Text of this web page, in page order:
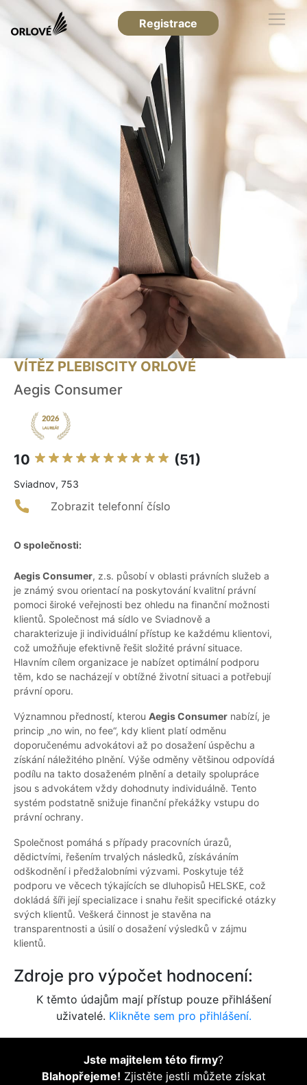
Registrace
VÍTĚZ PLEBISCITY ORLOVÉ
Aegis Consumer
10 (51)
Sviadnov, 753
Zobrazit telefonní číslo
O společnosti:
Aegis Consumer, z.s. působí v oblasti právních služeb a
je známý svou orientací na poskytování kvalitní právní
pomoci široké veřejnosti bez ohledu na finanční možnosti
klientů. Společnost má sídlo ve Sviadnově a
charakterizuje ji individuální přístup ke každému klientovi,
což umožňuje efektivně řešit složité právní situace.
Hlavním cílem organizace je nabízet optimální podporu
těm, kdo se nacházejí v obtížné životní situaci a potřebují
právní oporu.
Významnou předností, kterou Aegis Consumer nabízí, je
princip „no win, no fee“, kdy klient platí odměnu
doporučenému advokátovi až po dosažení úspěchu a
získání náležitého plnění. Výše odměny většinou odpovídá
podílu na takto dosaženém plnění a detaily spolupráce
jsou s advokátem vždy dohodnuty individuálně. Tento
systém podstatně snižuje finanční překážky vstupu do
právní ochrany.
Společnost pomáhá s případy pracovních úrazů,
dědictvími, řešením trvalých následků, získáváním
odškodnění i předžalobními výzvami. Poskytuje též
podporu ve věcech týkajících se dluhopisů HELSKE, což
dokládá šíři její specializace i snahu řešit specifické otázky
svých klientů. Veškerá činnost je stavěna na
transparentnosti a úsilí o dosažení výsledků v zájmu
klientů.
Zdroje pro výpočet hodnocení:
K těmto údajům mají přístup pouze přihlášení
uživatelé. Klikněte sem pro přihlášení.
Jste majitelem této firmy?
Blahopřejeme! Zjistěte jestli můžete získat